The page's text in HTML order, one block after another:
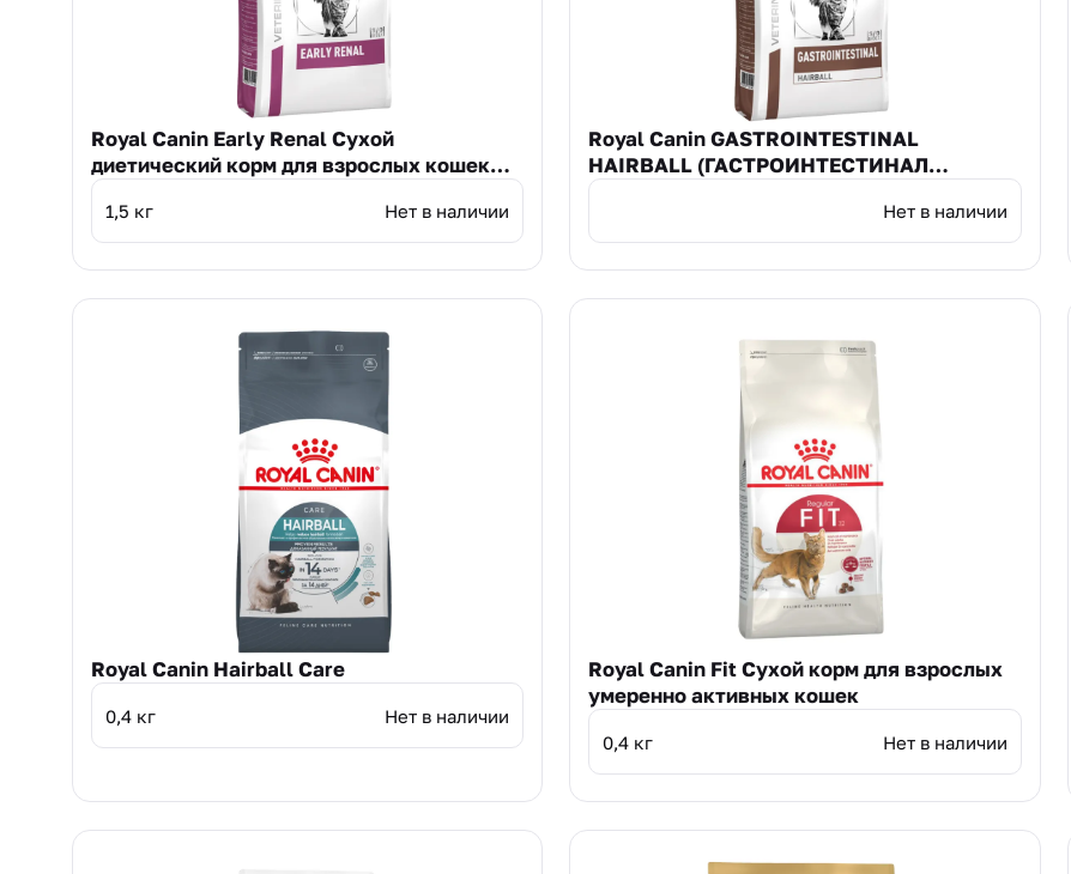
Royal Canin Early Renal Сухой
диетический корм для взрослых кошек
при ранней стадии почечной
недостаточности
1,5 кг Нет в наличии
Royal Canin GASTROINTESTINAL
HAIRBALL (ГАСТРОИНТЕСТИНАЛ
ГАСТРОИНТЕСТИНАЛ ХЭЙРБОЛЛ) сухой
корм для взрослых кошек для
профилактики образования волосяны
Нет в наличии
Royal Canin Hairball Care
0,4 кг Нет в наличии
Royal Canin Fit Сухой корм для взрослых
умеренно активных кошек
0,4 кг Нет в наличии